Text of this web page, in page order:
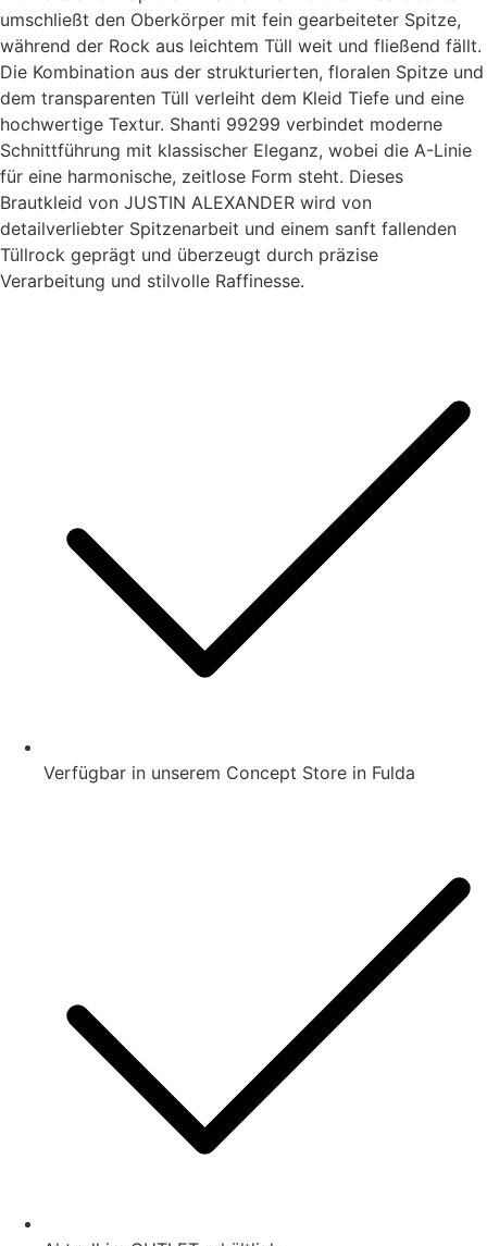
umschließt den Oberkörper mit fein gearbeiteter Spitze,
während der Rock aus leichtem Tüll weit und fließend fällt.
Die Kombination aus der strukturierten, floralen Spitze und
dem transparenten Tüll verleiht dem Kleid Tiefe und eine
hochwertige Textur. Shanti 99299 verbindet moderne
Schnittführung mit klassischer Eleganz, wobei die A-Linie
für eine harmonische, zeitlose Form steht. Dieses
Brautkleid von JUSTIN ALEXANDER wird von
detailverliebter Spitzenarbeit und einem sanft fallenden
Tüllrock geprägt und überzeugt durch präzise
Verarbeitung und stilvolle Raffinesse.
Verfügbar in unserem Concept Store in Fulda